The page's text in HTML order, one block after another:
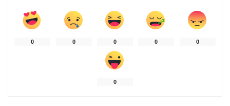
0 0 0 0 0
0